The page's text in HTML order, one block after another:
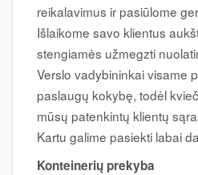
reikalavimus ir pasiūlome
Išlaikome savo klientus
stengiamės užmegzti
Verslo vadybininkai visame
paslaugų kokybę, todėl
mūsų patenkintų klientų
Kartu galime pasiekti labai
Konteinerių prekyba